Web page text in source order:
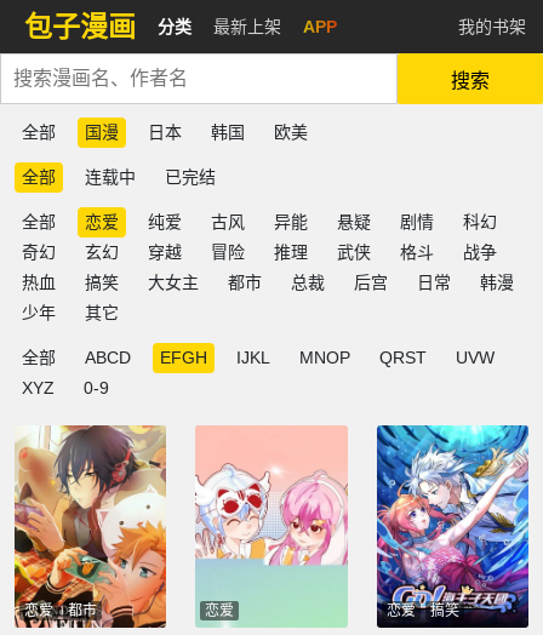
包子漫画 分类 最新上架 APP 我的书架
搜索
全部 国漫 日本 韩国 欧美
全部 连载中 已完结
全部 恋爱 纯爱 古风 异能 悬疑 剧情
科幻
奇幻
玄幻 穿越 冒险 推理 武侠 格斗
战争
热血
搞笑 大女主 都市 总裁 后宫 日常
韩漫
少年
其它
全部 ABCD EFGH IJKL MNOP QRST
UVW
XYZ
0-9
恋爱 都市 恋爱 恋爱 搞笑